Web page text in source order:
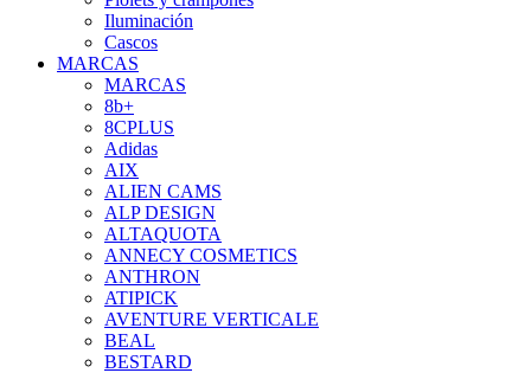
Iluminación
Cascos
MARCAS
MARCAS
8b+
8CPLUS
Adidas
AIX
ALIEN CAMS
ALP DESIGN
ALTAQUOTA
ANNECY COSMETICS
ANTHRON
ATIPICK
AVENTURE VERTICALE
BEAL
BESTARD